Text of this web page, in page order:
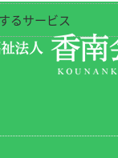
るサービス